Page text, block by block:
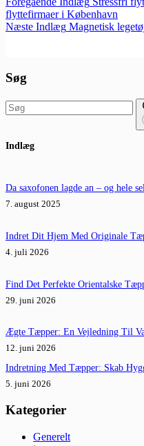
flyttefirmaer i København
Næste Indlæg Magnetisk
Søg
resultater
Indlæg
Da saxofonen lagde an – og hele
7. august 2025
Indret Dit Hjem Med Originale
4. juli 2026
Find Det Perfekte Orientalske
29. juni 2026
Ægte Tæpper: En Vejledning Til
12. juni 2026
Indretning Med Tæpper: Skab
5. juni 2026
Kategorier
Generelt